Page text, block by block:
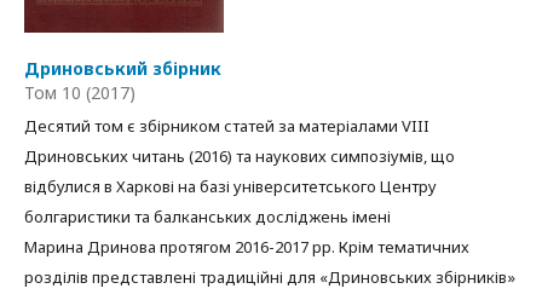
Дриновський збірник
Том 10 (2017)
Десятий том є збірником статей за матеріалами VIII
Дриновських читань (2016) та наукових симпозіумів, що
відбулися в Харкові на базі університетського Центру
болгаристики та балканських досліджень імені
Марина Дринова протягом 2016-2017 рр. Крім тематичних
розділів представлені традиційні для «Дриновських збірників»